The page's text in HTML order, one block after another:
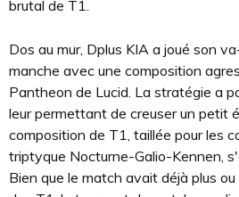
brutal de T1.
Dos au mur, Dplus KIA a joué son
manche avec une composition
Pantheon de Lucid. La stratégie a
leur permettant de creuser un petit
composition de T1, taillée pour les
triptyque Nocturne-Galio-Kennen,
Bien que le match avait déjà plus